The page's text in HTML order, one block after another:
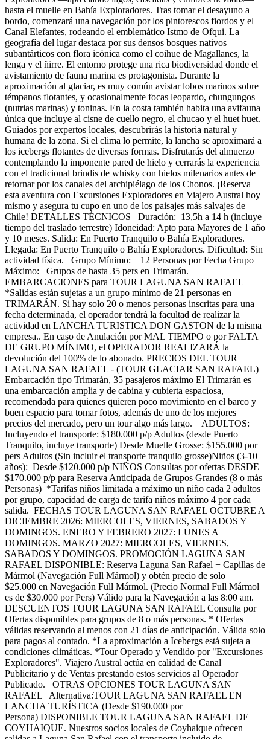
hasta el muelle en Bahía Exploradores. Tras tomar el desayuno a
bordo, comenzará una navegación por los pintorescos fiordos y el
Canal Elefantes, rodeando el emblemático Istmo de Ofqui. La
geografía del lugar destaca por sus densos bosques nativos
subantárticos con flora icónica como el coihue de Magallanes, la
lenga y el ñirre. El entorno protege una rica biodiversidad donde el
avistamiento de fauna marina es protagonista. Durante la
aproximación al glaciar, es muy común avistar lobos marinos sobre
témpanos flotantes, y ocasionalmente focas leopardo, chungungos
(nutrias marinas) y toninas. En la costa también habita una avifauna
única que incluye al cisne de cuello negro, el chucao y el huet huet.
Guiados por expertos locales, descubrirás la historia natural y
humana de la zona. Si el clima lo permite, la lancha se aproximará a
los icebergs flotantes de diversas formas. Disfrutarás del almuerzo
contemplando la imponente pared de hielo y cerrarás la experiencia
con el tradicional brindis de whisky con hielos milenarios antes de
retornar por los canales del archipiélago de los Chonos. ¡Reserva
esta aventura con Excursiones Exploradores en Viajero Austral hoy
mismo y asegura tu cupo en uno de los paisajes más salvajes de
Chile! DETALLES TÉCNICOS Duración: 13,5h a 14 h (incluye
tiempo del traslado terrestre) Idoneidad: Apto para Mayores de 1 año
y 10 meses. Salida: En Puerto Tranquilo o Bahía Exploradores.
Llegada: En Puerto Tranquilo o Bahía Exploradores. Dificultad: Sin
actividad física. Grupo Mínimo: 12 Personas por Fecha Grupo
Máximo: Grupos de hasta 35 pers en Trimarán.
EMBARCACIONES para TOUR LAGUNA SAN RAFAEL
*Salidas están sujetas a un grupo mínimo de 21 personas en
TRIMARÁN. Si hay solo 20 o menos personas inscritas para una
fecha determinada, el operador tendrá la facultad de realizar la
actividad en LANCHA TURISTICA DON GASTON de la misma
empresa.. En caso de Anulación por MAL TIEMPO o por FALTA
DE GRUPO MÍNIMO, el OPERADOR REALIZARÁ la
devolución del 100% de lo abonado. PRECIOS DEL TOUR
LAGUNA SAN RAFAEL - (TOUR GLACIAR SAN RAFAEL)
Embarcación tipo Trimarán, 35 pasajeros máximo El Trimarán es
una embarcación amplia y de cabina y cubierta espaciosa,
recomendada para quienes quieren poco movimiento en el barco y
buen espacio para tomar fotos, además de uno de los mejores
precios del mercado, pero un tour algo más largo. ADULTOS:
Incluyendo el transporte: $180.000 p/p Adultos (desde Puerto
Tranquilo, incluye transporte) Desde Muelle Grosse: $155.000 por
pers Adultos (Sin incluir el transporte tranquilo grosse)Niños (3-10
años): Desde $120.000 p/p NIÑOS Consultas por ofertas DESDE
$170.000 p/p para Reserva Anticipada de Grupos Grandes (8 o más
Personas) *Tarifas niños limitada a máximo un niño cada 2 adultos
por grupo, capacidad de carga de tarifa niños máximo 4 por cada
salida. FECHAS TOUR LAGUNA SAN RAFAEL OCTUBRE A
DICIEMBRE 2026: MIERCOLES, VIERNES, SABADOS Y
DOMINGOS. ENERO Y FEBRERO 2027: LUNES A
DOMINGOS. MARZO 2027: MIERCOLES, VIERNES,
SABADOS Y DOMINGOS. PROMOCIÓN LAGUNA SAN
RAFAEL DISPONIBLE: Reserva Laguna San Rafael + Capillas de
Mármol (Navegación Full Mármol) y obtén precio de solo
$25.000 en Navegación Full Mármol. (Precio Normal Full Mármol
es de $30.000 por Pers) Válido para la Navegación a las 8:00 am.
DESCUENTOS TOUR LAGUNA SAN RAFAEL Consulta por
Ofertas disponibles para grupos de 8 o más personas. * Ofertas
válidas reservando al menos con 21 días de anticipación. Válida solo
para pagos al contado. *La aproximación a Icebergs está sujeta a
condiciones climáticas. *Tour Operado y Vendido por "Excursiones
Exploradores". Viajero Austral actúa en calidad de Canal
Publicitario y de Ventas prestando estos servicios al Operador
Publicado. OTRAS OPCIONES TOUR LAGUNA SAN
RAFAEL Alternativa:TOUR LAGUNA SAN RAFAEL EN
LANCHA TURÍSTICA (Desde $190.000 por
Persona) DISPONIBLE TOUR LAGUNA SAN RAFAEL DE
COYHAIQUE. Nuestros socios locales de Coyhaique ofrecen